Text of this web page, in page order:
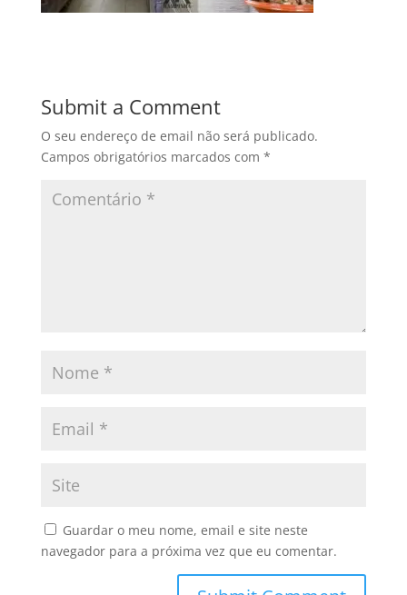
Submit a Comment
O seu endereço de email não será publicado.
Campos obrigatórios marcados com *
Guardar o meu nome, email e site neste
navegador para a próxima vez que eu comentar.